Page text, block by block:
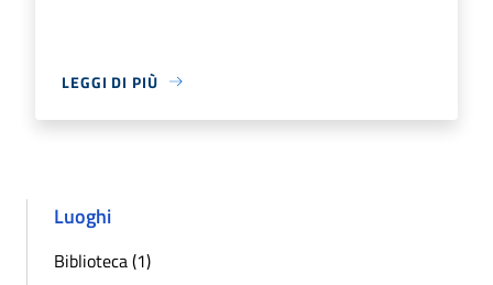
LEGGI DI PIÙ
Luoghi
Biblioteca (1)